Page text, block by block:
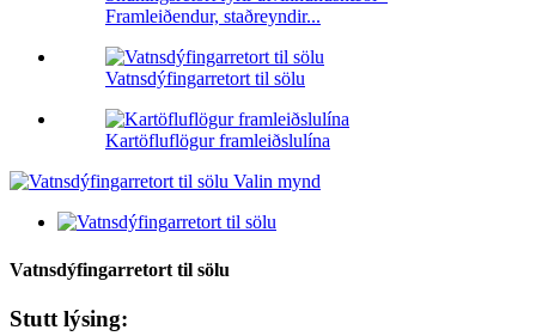
Framleiðendur, staðreyndir...
Vatnsdýfingarretort til sölu
Kartöfluflögur framleiðslulína
Vatnsdýfingarretort til sölu
Stutt lýsing: